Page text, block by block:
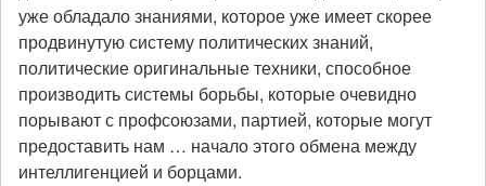
уже обладало знаниями, которое уже имеет скорее
продвинутую систему политических знаний,
политические оригинальные техники, способное
производить системы борьбы, которые очевидно
порывают с профсоюзами, партией, которые могут
предоставить нам … начало этого обмена между
интеллигенцией и борцами.